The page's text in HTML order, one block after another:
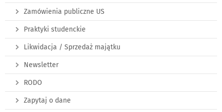
Zamówienia publiczne US
Praktyki studenckie
Likwidacja / Sprzedaż majątku
Newsletter
RODO
Zapytaj o dane